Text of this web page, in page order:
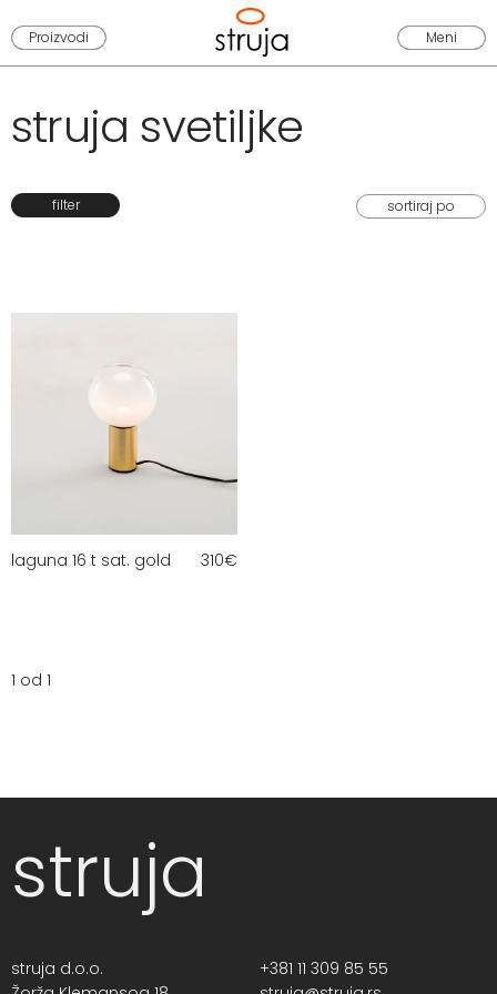
Proizvodi Meni
struja svetiljke
filter
laguna 16 t sat. gold 310€
1 od 1
struja
struja d.o.o.
+381 11 309 85 55